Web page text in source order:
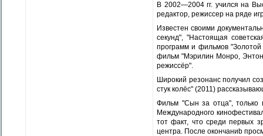
В 2002—2004 гг. учился на
редактор, режиссер на ряде
Известен своими
секунд", "Настоящая
программ и фильмов
фильм "Мэрилин Монро,
режиссёр".
Широкий резонанс получил
стук колёс" (2011)
Фильм "Сын за отца", только
Международного
тот факт, что среди первых
центра. После окончаниb